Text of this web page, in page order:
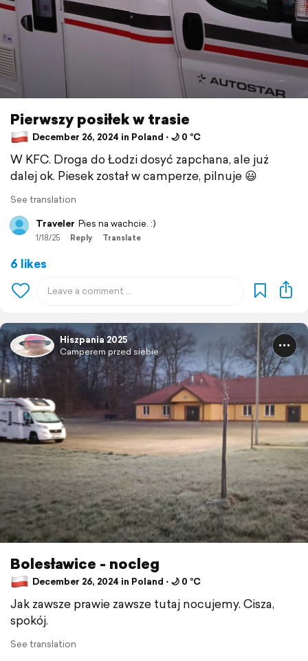
Pierwszy posiłek w trasie
December 26, 2024 in Poland ⋅ 🌙 0 °C
W KFC. Droga do Łodzi dosyć zapchana, ale już
dalej ok. Piesek został w camperze, pilnuje 😃
See translation
Traveler Pies na wachcie. :)
1/18/25 Reply Translate
6 likes
Hiszpania 2025
Camperem przed siebie
Bolesławice - nocleg
December 26, 2024 in Poland ⋅ 🌙 0 °C
Jak zawsze prawie zawsze tutaj nocujemy. Cisza,
spokój.
See translation